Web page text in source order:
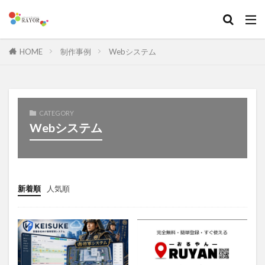
HOME 制作事例 Webシステム
CATEGORY
Webシステム
新着順 人気順